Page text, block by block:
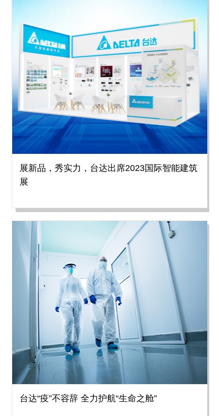
展新品，秀实力，台达出席2023国际智能建筑
展
台达“疫”不容辞 全力护航“生命之舱”